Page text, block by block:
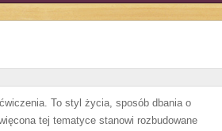
To styl życia, sposób dbania o
tej tematyce stanowi rozbudowane